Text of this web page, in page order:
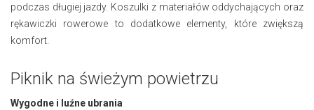
podczas długiej jazdy. Koszulki z materiałów oddychających oraz
rękawiczki rowerowe to dodatkowe elementy, które zwiększą
komfort.
Piknik na świeżym powietrzu
Wygodne i luźne ubrania